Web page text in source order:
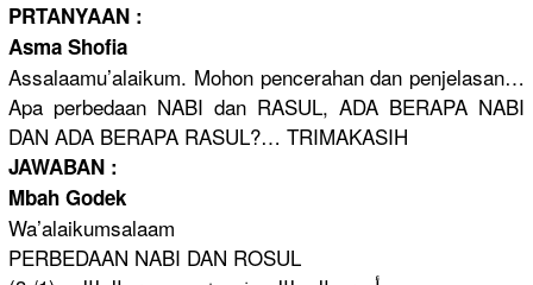
PRTANYAAN :
Asma Shofia
Assalaamu’alaikum. Mohon pencerahandan penjelasan…
Apa perbedaan NABI dan RASUL, ADA BERAPA NABI
DAN ADA BERAPA RASUL?… TRIMAKASIH
JAWABAN :
Mbah Godek
Wa’alaikumsalaam
PERBEDAAN NABI DAN ROSUL